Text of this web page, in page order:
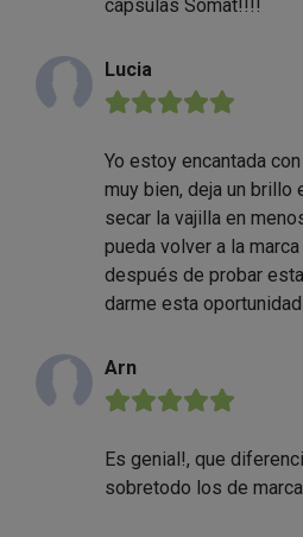
cápsulas Somat!!!!
Lucia
★★★★★
Yo estoy encantada
muy bien, deja un brillo
secar la vajilla en
pueda volver a la
después de probar
darme esta
Arn
★★★★★
Es genial!, que
sobretodo los de